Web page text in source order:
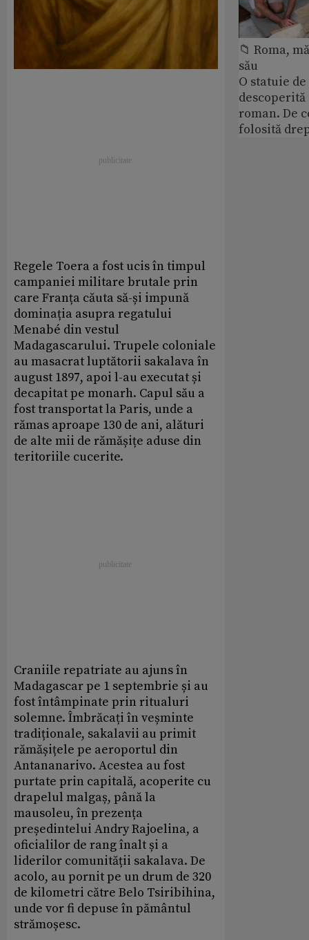
Regele Toera a fost ucis în timpul
campaniei militare brutale prin
care Franța căuta să-și impună
dominația asupra regatului
Menabé din vestul
Madagascarului. Trupele coloniale
au masacrat luptătorii sakalava în
august 1897, apoi l-au executat și
decapitat pe monarh. Capul său a
fost transportat la Paris, unde a
rămas aproape 130 de ani, alături
de alte mii de rămășițe aduse din
teritoriile cucerite.
Craniile repatriate au ajuns în
Madagascar pe 1 septembrie și au
fost întâmpinate prin ritualuri
solemne. Îmbrăcați în veșminte
tradiționale, sakalavii au primit
rămășițele pe aeroportul din
Antananarivo. Acestea au fost
purtate prin capitală, acoperite cu
drapelul malgaș, până la
mausoleu, în prezența
președintelui Andry Rajoelina, a
oficialilor de rang înalt și a
liderilor comunității sakalava. De
acolo, au pornit pe un drum de 320
de kilometri către Belo Tsiribihina,
unde vor fi depuse în pământul
strămoșesc.
📁 Roma,
său
O statuie
roman. De
folosită